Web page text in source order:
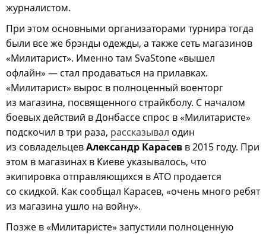
журналистом.
При этом основными организаторами турнира тогда
были все же брэнды одежды, а также сеть магазинов
«Милитарист». Именно там SvaStone «вышел
офлайн» — стал продаваться на прилавках.
«Милитарист» вырос в полноценный военторг
из магазина, посвященного страйкболу. С началом
боевых действий в Донбассе спрос в «Милитаристе»
подскочил в три раза, рассказывал один
из совладельцевАлександр Карасев в 2015 году. При
этом в магазинах в Киеве указывалось, что
экипировка отправляющихся в АТО продается
со скидкой. Как сообщал Карасев, «очень много ребят
из магазина ушло на войну».
Позже в «Милитаристе» запустили полноценную